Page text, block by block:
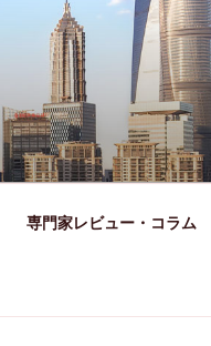
専門家レビュー・コラム